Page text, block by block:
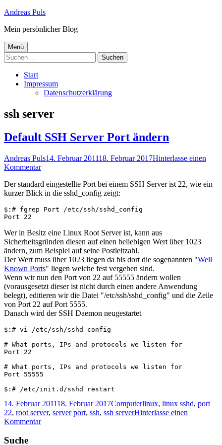
Springe
Inhalt
Andreas Puls
Mein persönlicher Blog
Primäres
Menü
Menü
Suchen
nach:
Start
Impressum
Datenschutzerklärung
Schlagwort:
ssh server
Default SSH Server Port ändern
Autor
Andreas PulsVeröffentlicht
14. Februar 201118. Februar 2017Hinterlasse einen
Kommentarzu
SSH
Server
ändern
Der standard eingestellte Port bei einem SSH Server ist 22, wie ein
kurzer Blick in die sshd_config zeigt:
$:# fgrep Port /etc/ssh/sshd_config
Port 22
Wer in Besitz eine Linux Root Server ist, kann aus
Sicherheitsgründen diesen auf einen beliebigen Wert über 1023
ändern, zum Beispiel auf seine Postleitzahl.
Der Wert muss über 1023 liegen da bis dort die sogenannten "Well
Known Ports" liegen welche fest vergeben sind.
Wenn wir nun den Port von 22 auf 55555 ändern wollen
(vorausgesetzt dieser ist nicht durch einen andere Anwendung
belegt), editieren wir die Datei "/etc/ssh/sshd_config" und die Zeile
von Port 22 auf Port 5555.
Danach wird der SSH Daemon neugestartet
$:# vi /etc/ssh/sshd_config
# What ports, IPs and protocols we listen for
Port 22
# What ports, IPs and protocols we listen for
Port 55555
$:# /etc/init.d/sshd restart
Veröffentlicht
am
14. Februar 201118. Februar 2017Kategorien
ComputerSchlagwörter
linux, linux sshd, port
22, root server, server port, ssh, ssh serverHinterlasse einen
Kommentarzu
Haupt-
Suche